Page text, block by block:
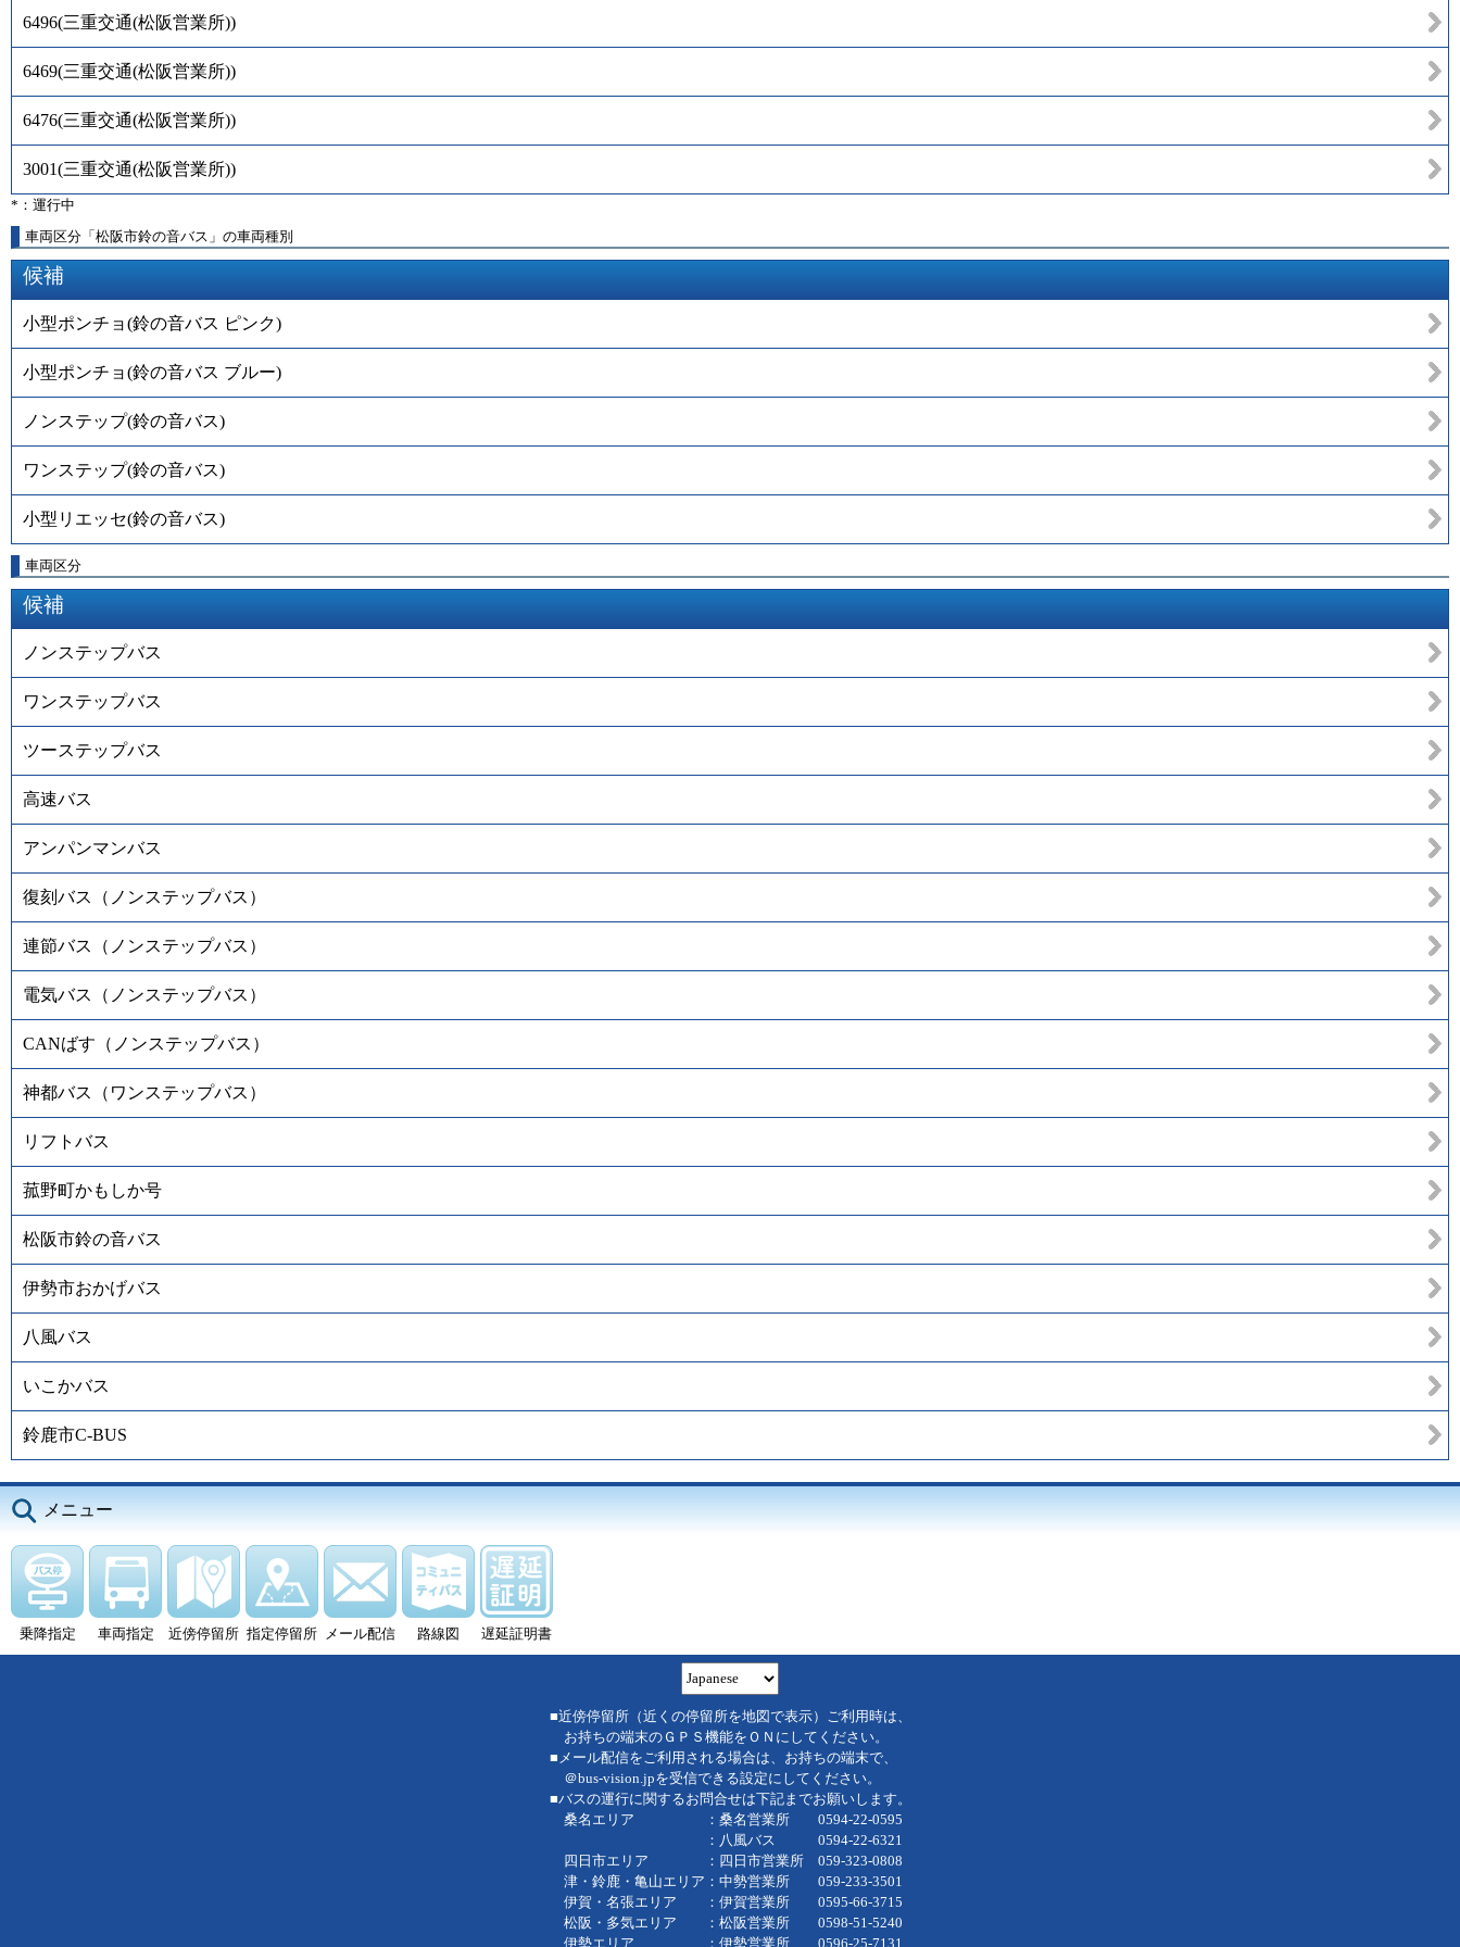
6496(三重交通(松阪営業所))
6469(三重交通(松阪営業所))
6476(三重交通(松阪営業所))
3001(三重交通(松阪営業所))
*：運行中
車両区分「松阪市鈴の音バス」の車両種別
候補
小型ポンチョ(鈴の音バス ピンク)
小型ポンチョ(鈴の音バス ブルー)
ノンステップ(鈴の音バス)
ワンステップ(鈴の音バス)
小型リエッセ(鈴の音バス)
車両区分
候補
ノンステップバス
ワンステップバス
ツーステップバス
高速バス
アンパンマンバス
復刻バス（ノンステップバス）
連節バス（ノンステップバス）
電気バス（ノンステップバス）
CANばす（ノンステップバス）
神都バス（ワンステップバス）
リフトバス
菰野町かもしか号
松阪市鈴の音バス
伊勢市おかげバス
八風バス
いこかバス
鈴鹿市C-BUS
メニュー
乗降指定 車両指定 近傍停留所 指定停留所 メール配信 路線図 遅延証明書
■近傍停留所（近くの停留所を地図で表示）ご利用時は、
お持ちの端末のＧＰＳ機能をＯＮにしてください。
■メール配信をご利用される場合は、お持ちの端末で、
＠bus-vision.jpを受信できる設定にしてください。
■バスの運行に関するお問合せは下記までお願いします。
桑名エリア ：桑名営業所 0594-22-0595
：八風バス 0594-22-6321
四日市エリア ：四日市営業所 059-323-0808
津・鈴鹿・亀山エリア：中勢営業所 059-233-3501
伊賀・名張エリア ：伊賀営業所 0595-66-3715
松阪・多気エリア ：松阪営業所 0598-51-5240
伊勢エリア ：伊勢営業所 0596-25-7131